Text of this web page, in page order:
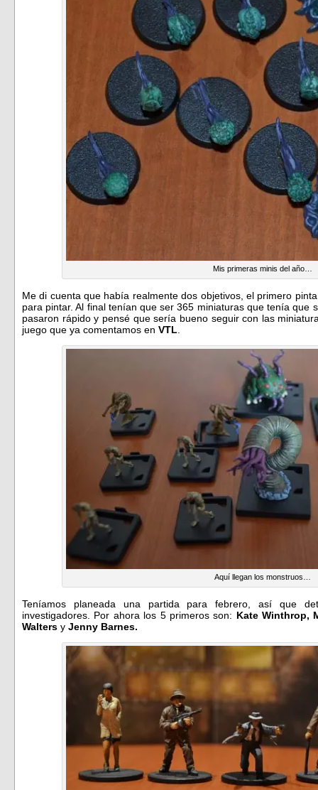
Mis primeras minis del año…
Me di cuenta que había realmente dos objetivos, el primero
para pintar. Al final tenían que ser 365 miniaturas que tenía que
pasaron rápido y pensé que sería bueno seguir con las
juego que ya comentamos en VTL
Aquí llegan los monstruos…
Teníamos planeada una partida para febrero, así que
investigadores. Por ahora los 5 primeros son: Kate Winthrop,
Walters y Jenny Barnes.